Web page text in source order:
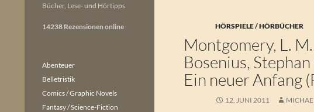
HÖRSPIELE / HÖRBÜCHER
Montgomery, L.
Bosenius,
Ein neuer Anfang
12. JUNI 2011
Bücher, Lese- und Hörtipps
14238 Rezensionen online
Abenteuer
Belletristik
Comics / Graphic Novels
Fantasy / Science-Fiction